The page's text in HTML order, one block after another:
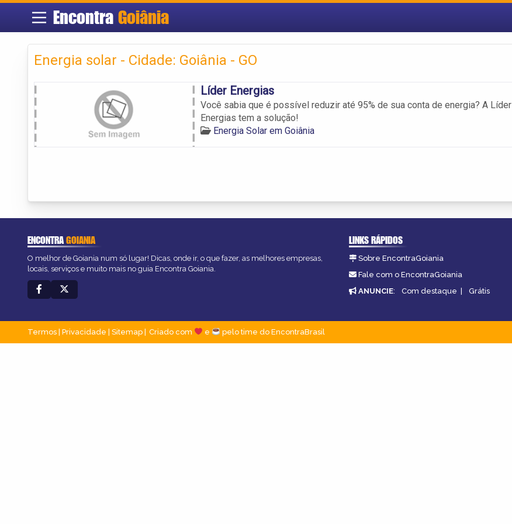
Encontra Goiânia
Energia solar - Cidade: Goiânia - GO
Líder Energias
Você sabia que é possível reduzir até 95% de sua conta de energia? A Líder
Energias tem a solução!
Energia Solar em Goiânia
ENCONTRAGOIANIA
O melhor de Goiania num só lugar! Dicas, onde ir, o que fazer, as melhores empresas,
locais, serviços e muito mais no guia Encontra Goiania.
LINKS RÁPIDOS
Sobre EncontraGoiania
Fale com o EncontraGoiania
ANUNCIE: Com destaque | Grátis
Termos Privacidade Sitemap Criado com e pelo time do EncontraBrasil